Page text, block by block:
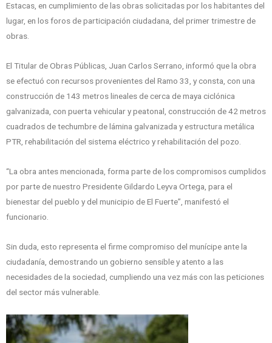
Estacas, en cumplimiento de las obras solicitadas por los habitantes del
lugar, en los foros de participación ciudadana, del primer trimestre de
obras.
El Titular de Obras Públicas, Juan Carlos Serrano, informó que la obra
se efectuó con recursos provenientes del Ramo 33, y consta, con una
construcción de 143 metros lineales de cerca de maya ciclónica
galvanizada, con puerta vehicular y peatonal, construcción de 42 metros
cuadrados de techumbre de lámina galvanizada y estructura metálica
PTR, rehabilitación del sistema eléctrico y rehabilitación del pozo.
“La obra antes mencionada, forma parte de los compromisos cumplidos
por parte de nuestro Presidente Gildardo Leyva Ortega, para el
bienestar del pueblo y del municipio de El Fuerte”, manifestó el
funcionario.
Sin duda, esto representa el firme compromiso del munícipe ante la
ciudadanía, demostrando un gobierno sensible y atento a las
necesidades de la sociedad, cumpliendo una vez más con las peticiones
del sector más vulnerable.